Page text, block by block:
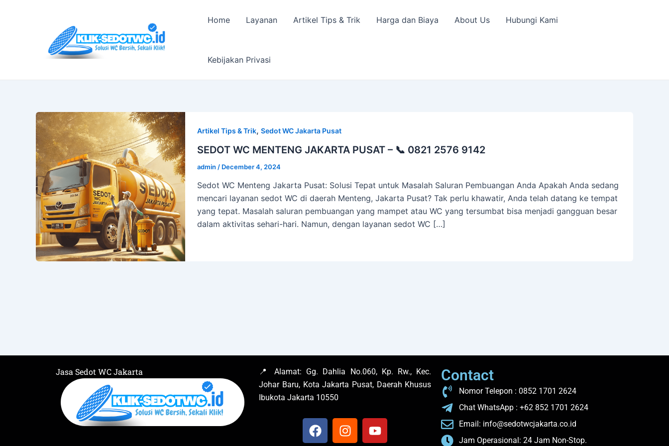
Home Layanan Artikel Tips & Trik Harga dan Biaya About Us Hubungi Kami
Kebijakan Privasi
Artikel Tips & Trik, Sedot WC Jakarta Pusat
SEDOT WC MENTENG JAKARTA PUSAT – 📞 0821 2576 9142
admin / December 4, 2024
Sedot WC Menteng Jakarta Pusat: Solusi Tepat untuk Masalah Saluran Pembuangan Anda Apakah Anda sedang
mencari layanan sedot WC di daerah Menteng, Jakarta Pusat? Tak perlu khawatir, Anda telah datang ke tempat
yang tepat. Masalah saluran pembuangan yang mampet atau WC yang tersumbat bisa menjadi gangguan besar
dalam aktivitas sehari-hari. Namun, dengan layanan sedot WC […]
Jasa Sedot WC Jakarta 📍 Alamat: Gg. Dahlia No.060, Kp. Rw., Kec.
Johar Baru, Kota Jakarta Pusat, Daerah Khusus
Ibukota Jakarta 10550
F
a
I
n
Y
o
Contact
Nomor Telepon : 0852 1701 2624
Chat WhatsApp : +62 852 1701 2624
Email: info@sedotwcjakarta.co.id
Jam Operasional: 24 Jam Non-Stop.